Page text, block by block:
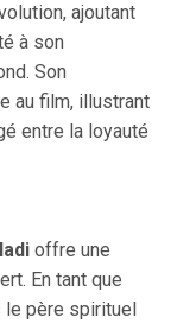
ajoutant
à son
Son
au film, illustrant
entre la loyauté
offre une
En tant que
le père spirituel